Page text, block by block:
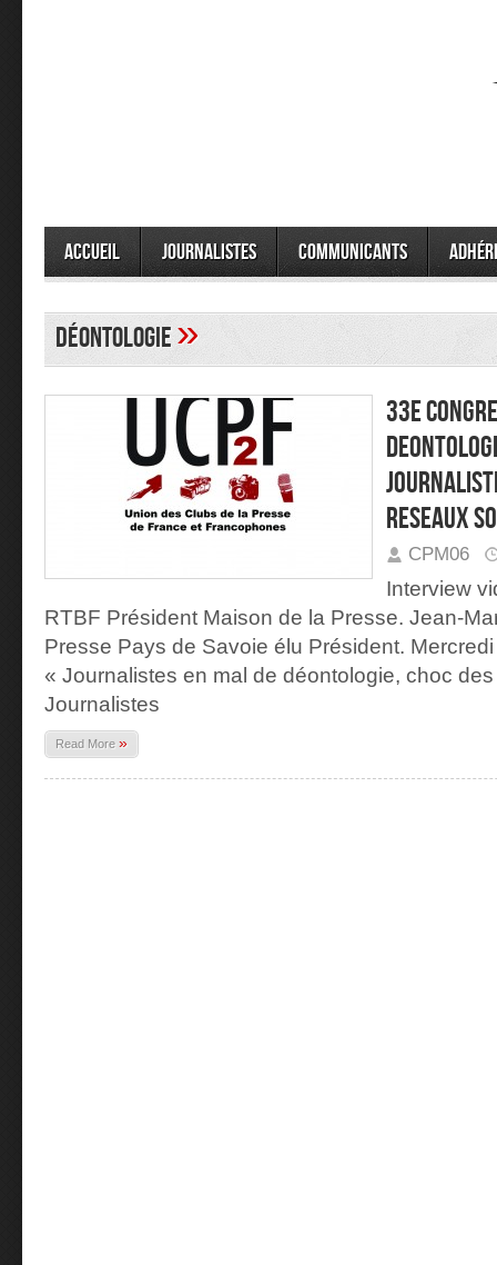
Accueil Journalistes Communicants
déontologie»
33E
RESEAUX
CPM06
Interview
RTBF Président Maison de la Presse. Jean-
Presse Pays de Savoie élu Président.
« Journalistes en mal de déontologie, choc
Journalistes
Read More »